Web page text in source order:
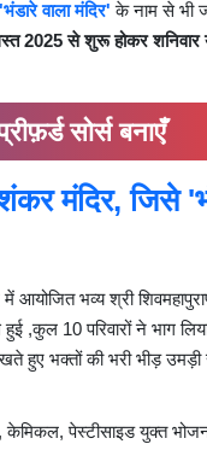
'भंडारे वाला मंदिर' के नाम से भी
2025 से शुरू होकर
सोर्स बनाएँ
मंदिर, जिसे
में आयोजित भव्य श्री
,कुल 10 परिवारों ने भाग
हुए भक्तों की भरी भीड़
केमिकल, पेस्टीसाइड युक्त